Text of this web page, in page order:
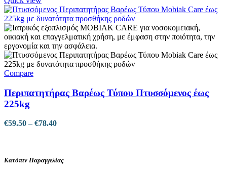
Compare
Περιπατητήρας Βαρέως Τύπου Πτυσσόμενος έως
225kg
€59.50 – €78.40Price
€78.40
Κατόπιν Παραγγελίας